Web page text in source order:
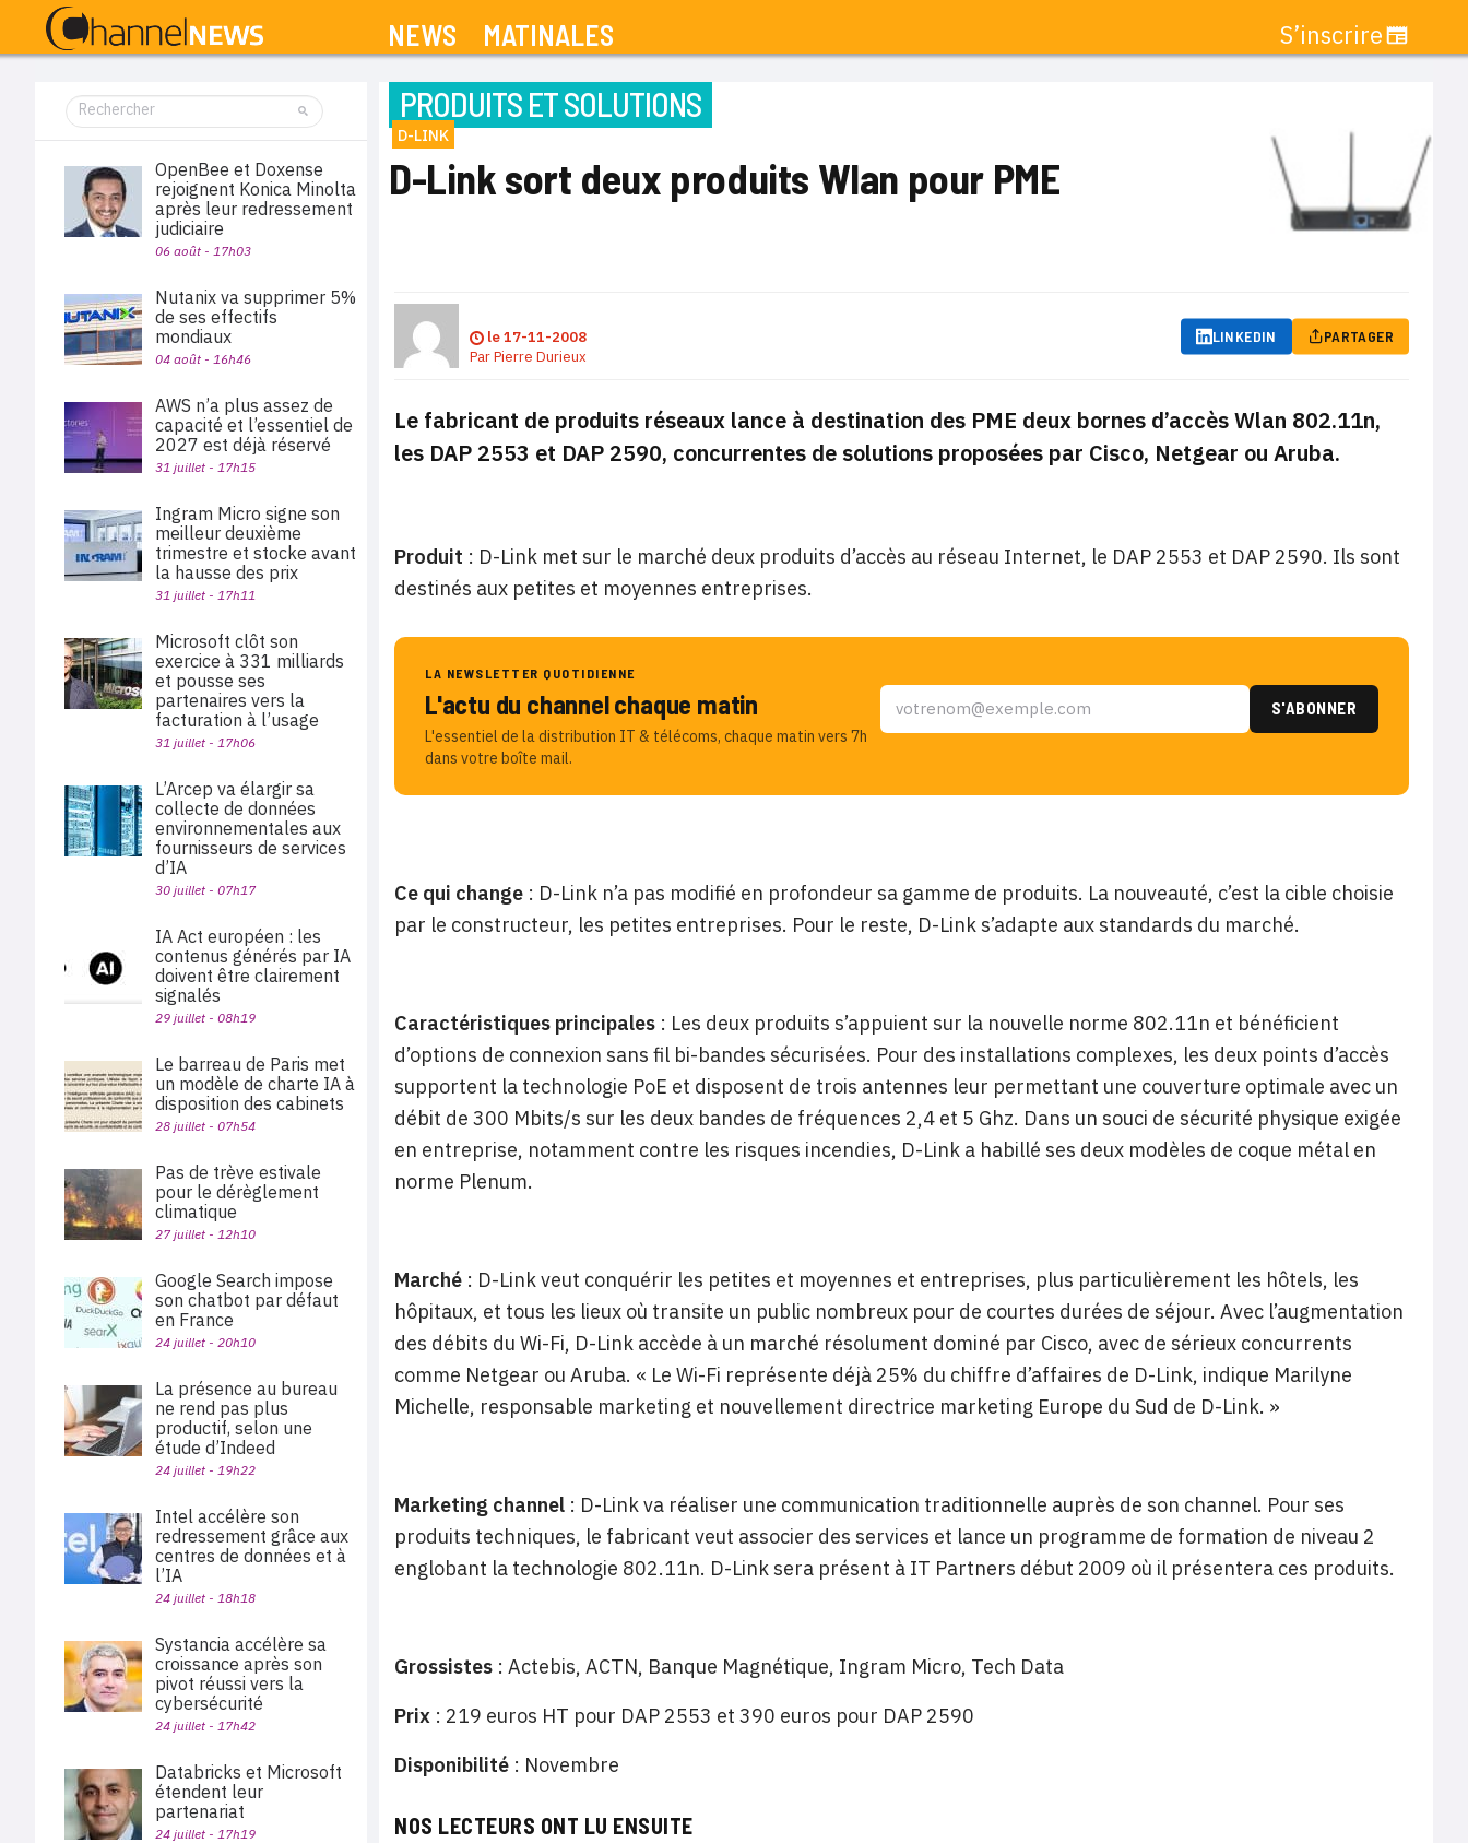
NEWS MATINALES S’inscrire
PRODUITS ET SOLUTIONS
D-LINK
D-Link sort deux produits Wlan pour PME
le17-11-2008
ParPierre Durieux
LINKEDIN PARTAGER
Le fabricant de produits réseaux lance à destination des PME deux bornes d’accès Wlan 802.11n,
les DAP 2553 et DAP 2590, concurrentes de solutions proposées par Cisco, Netgear ou Aruba.
Produit : D-Link met sur le marché deux produits d’accès au réseau Internet, le DAP 2553 et DAP 2590. Ils sont
destinés aux petites et moyennes entreprises.
LA NEWSLETTER QUOTIDIENNE
L'actu du channel chaque matin
L'essentiel de la distribution IT & télécoms, chaque matin vers 7h
dans votre boîte mail.
Ce qui change : D-Link n’a pas modifié en profondeur sa gamme de produits. La nouveauté, c’est la cible choisie
par le constructeur, les petites entreprises. Pour le reste, D-Link s’adapte aux standards du marché.
Caractéristiques principales : Les deux produits s’appuient sur la nouvelle norme 802.11n et bénéficient
d’options de connexion sans fil bi-bandes sécurisées. Pour des installations complexes, les deux points d’accès
supportent la technologie PoE et disposent de trois antennes leur permettant une couverture optimale avec un
débit de 300 Mbits/s sur les deux bandes de fréquences 2,4 et 5 Ghz. Dans un souci de sécurité physique exigée
en entreprise, notamment contre les risques incendies, D-Link a habillé ses deux modèles de coque métal en
norme Plenum.
Marché : D-Link veut conquérir les petites et moyennes et entreprises, plus particulièrement les hôtels, les
hôpitaux, et tous les lieux où transite un public nombreux pour de courtes durées de séjour. Avec l’augmentation
des débits du Wi-Fi, D-Link accède à un marché résolument dominé par Cisco, avec de sérieux concurrents
comme Netgear ou Aruba. « Le Wi-Fi représente déjà 25% du chiffre d’affaires de D-Link, indique Marilyne
Michelle, responsable marketing et nouvellement directrice marketing Europe du Sud de D-Link. »
Marketing channel : D-Link va réaliser une communication traditionnelle auprès de son channel. Pour ses
produits techniques, le fabricant veut associer des services et lance un programme de formation de niveau 2
englobant la technologie 802.11n. D-Link sera présent à IT Partners début 2009 où il présentera ces produits.
Grossistes : Actebis, ACTN, Banque Magnétique, Ingram Micro, Tech Data
Prix : 219 euros HT pour DAP 2553 et 390 euros pour DAP 2590
Disponibilité : Novembre
NOS LECTEURS ONT LU ENSUITE
OpenBee et Doxense
rejoignent Konica Minolta
après leur redressement
judiciaire
06 août - 17h03
Nutanix va supprimer 5%
de ses effectifs
mondiaux
04 août - 16h46
AWS n’a plus assez de
capacité et l’essentiel de
2027 est déjà réservé
31 juillet - 17h15
Ingram Micro signe son
meilleur deuxième
trimestre et stocke avant
la hausse des prix
31 juillet - 17h11
Microsoft clôt son
exercice à 331 milliards
et pousse ses
partenaires vers la
facturation à l’usage
31 juillet - 17h06
L’Arcep va élargir sa
collecte de données
environnementales aux
fournisseurs de services
d’IA
30 juillet - 07h17
IA Act européen : les
contenus générés par IA
doivent être clairement
signalés
29 juillet - 08h19
Le barreau de Paris met
un modèle de charte IA à
disposition des cabinets
28 juillet - 07h54
Pas de trève estivale
pour le dérèglement
climatique
27 juillet - 12h10
Google Search impose
son chatbot par défaut
en France
24 juillet - 20h10
La présence au bureau
ne rend pas plus
productif, selon une
étude d’Indeed
24 juillet - 19h22
Intel accélère son
redressement grâce aux
centres de données et à
l’IA
24 juillet - 18h18
Systancia accélère sa
croissance après son
pivot réussi vers la
cybersécurité
24 juillet - 17h42
Databricks et Microsoft
étendent leur
partenariat
24 juillet - 17h19